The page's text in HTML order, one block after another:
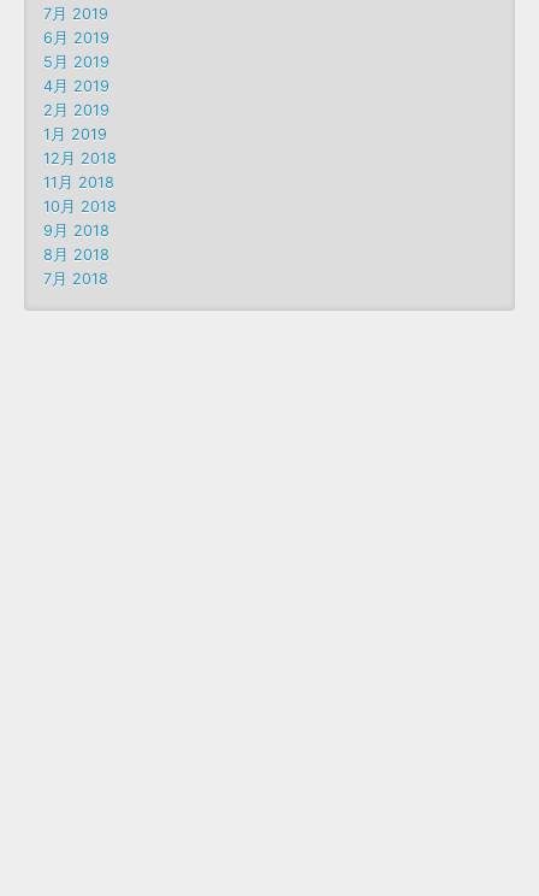
7月 2019
6月 2019
5月 2019
4月 2019
2月 2019
1月 2019
12月 2018
11月 2018
10月 2018
9月 2018
8月 2018
7月 2018